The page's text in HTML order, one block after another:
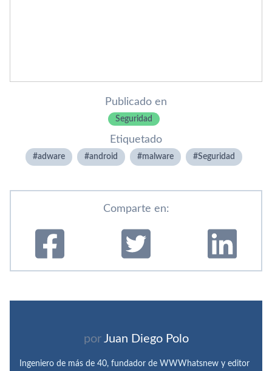
Publicado en
Seguridad
Etiquetado
adware android malware Seguridad
Comparte en:
por Juan Diego Polo
Ingeniero de más de 40, fundador de WWWhatsnew y editor